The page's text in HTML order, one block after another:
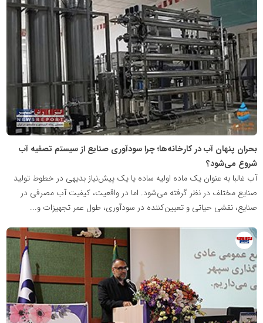
بحران پنهان آب در کارخانه‌ها؛ چرا سودآوری صنایع از سیستم تصفیه آب
شروع می‌شود؟
آب غالبا به عنوان یک ماده اولیه ساده یا یک پیش‌نیاز بدیهی در خطوط تولید
صنایع مختلف در نظر گرفته می‌شود. اما در واقعیت، کیفیت آب مصرفی در
صنایع، نقشی حیاتی و تعیین‌کننده در سودآوری، طول عمر تجهیزات و...
خبرگزاری
گزارش
خبر
روابط
عمومی
خبرگزاری
خبر